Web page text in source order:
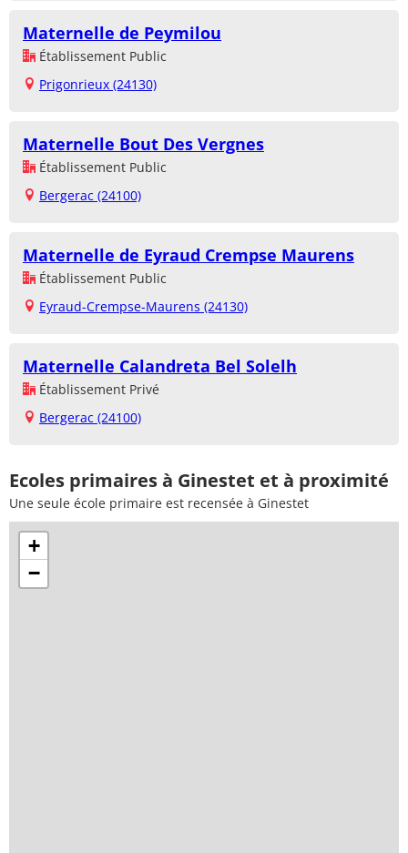
Maternelle de Peymilou
Établissement Public
Prigonrieux (24130)
Maternelle Bout Des Vergnes
Établissement Public
Bergerac (24100)
Maternelle de Eyraud Crempse Maurens
Établissement Public
Eyraud-Crempse-Maurens (24130)
Maternelle Calandreta Bel Solelh
Établissement Privé
Bergerac (24100)
Ecoles primaires à Ginestet et à proximité
Une seule école primaire est recensée à Ginestet
+
−